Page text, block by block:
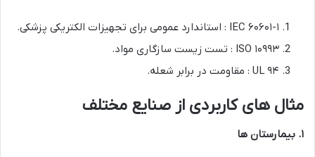
IEC ۶۰۶۰۱-۱ : استاندارد عمومی برای تجهیزات الکتریکی پزشکی.
ISO ۱۰۹۹۳ : تست زیست سازگاری مواد.
UL ۹۴ : مقاومت در برابر شعله.
مثال های کاربردی از صنایع مختلف
۱. بیمارستان ها